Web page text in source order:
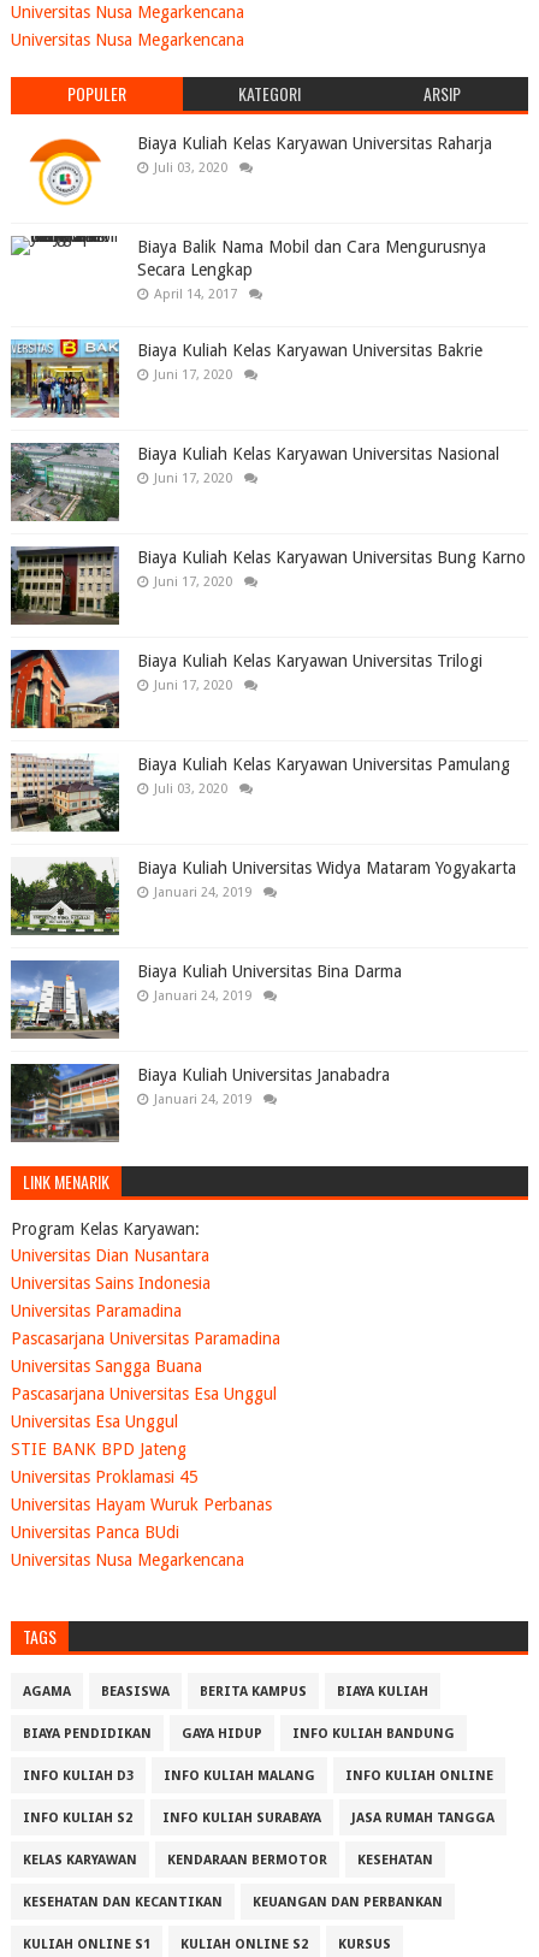
Universitas Nusa Megarkencana
Universitas Nusa Megarkencana
POPULER KATEGORI ARSIP
Biaya Kuliah Kelas Karyawan Universitas Raharja
Juli 03, 2020
Biaya Balik Nama Mobil dan Cara Mengurusnya
Secara Lengkap
April 14, 2017
Biaya Kuliah Kelas Karyawan Universitas Bakrie
Juni 17, 2020
Biaya Kuliah Kelas Karyawan Universitas Nasional
Juni 17, 2020
Biaya Kuliah Kelas Karyawan Universitas Bung Karno
Juni 17, 2020
Biaya Kuliah Kelas Karyawan Universitas Trilogi
Juni 17, 2020
Biaya Kuliah Kelas Karyawan Universitas Pamulang
Juli 03, 2020
Biaya Kuliah Universitas Widya Mataram Yogyakarta
Januari 24, 2019
Biaya Kuliah Universitas Bina Darma
Januari 24, 2019
Biaya Kuliah Universitas Janabadra
Januari 24, 2019
LINK MENARIK
Program Kelas Karyawan:
Universitas Dian Nusantara
Universitas Sains Indonesia
Universitas Paramadina
Pascasarjana Universitas Paramadina
Universitas Sangga Buana
Pascasarjana Universitas Esa Unggul
Universitas Esa Unggul
STIE BANK BPD Jateng
Universitas Proklamasi 45
Universitas Hayam Wuruk Perbanas
Universitas Panca BUdi
Universitas Nusa Megarkencana
TAGS
AGAMA BEASISWA BERITA KAMPUS BIAYA KULIAH
BIAYA PENDIDIKAN GAYA HIDUP INFO KULIAH BANDUNG
INFO KULIAH D3 INFO KULIAH MALANG INFO KULIAH ONLINE
INFO KULIAH S2 INFO KULIAH SURABAYA JASA RUMAH TANGGA
KELAS KARYAWAN KENDARAAN BERMOTOR KESEHATAN
KESEHATAN DAN KECANTIKAN KEUANGAN DAN PERBANKAN
KULIAH ONLINE S1 KULIAH ONLINE S2 KURSUS